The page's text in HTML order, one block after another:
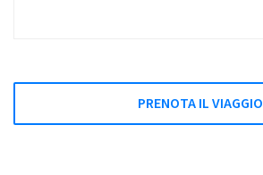
PRENOTA IL VIAGGIO